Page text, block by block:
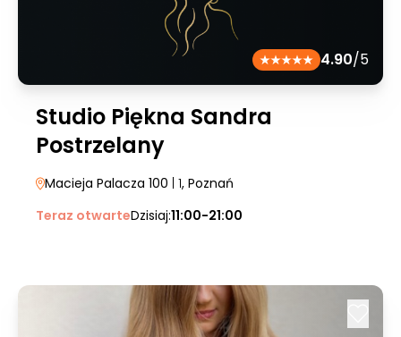
4.90/5
Studio Piękna Sandra
Postrzelany
Macieja Palacza 100 | 1, Poznań
Teraz otwarteDzisiaj:11:00-21:00